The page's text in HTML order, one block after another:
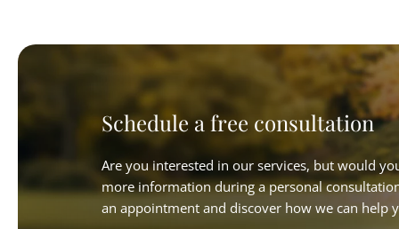
Schedule a free consultation
Are you interested in our services, but would
more information during a personal
an appointment and discover how we can help